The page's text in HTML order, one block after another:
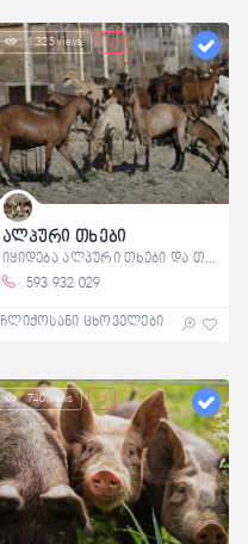
1,325 views
ალპური თხები
იყიდება ალპური თხები და თიკნები. ასევე
593 932 029
ჩლიქოსანი ცხოველები
740 views